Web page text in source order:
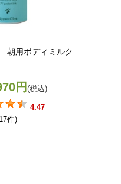
朝用ボディミルク
円(税込)
4.47
件)